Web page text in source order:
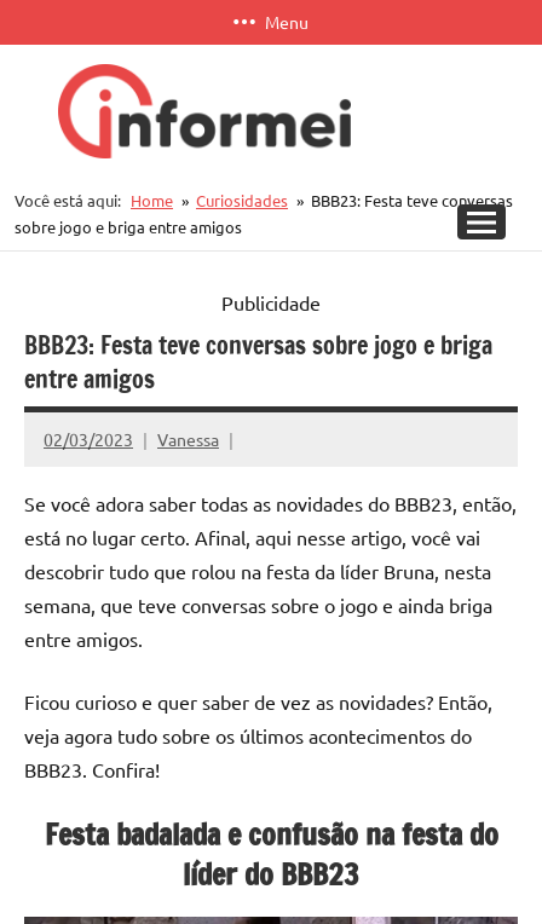
para
conteúdo
Menu
APP
Você está aqui: Home Curiosidades
BBB23: Festa teve conversas
sobre jogo e briga entre amigos
Publicidade
BBB23: Festa teve conversas sobre jogo e briga
entre amigos
02/03/2023 Vanessa
Se você adora saber todas as novidades do BBB23, então,
está no lugar certo. Afinal, aqui nesse artigo, você vai
descobrir tudo que rolou na festa da líder Bruna, nesta
semana, que teve conversas sobre o jogo e ainda briga
entre amigos.
Ficou curioso e quer saber de vez as novidades? Então,
veja agora tudo sobre os últimos acontecimentos do
BBB23. Confira!
Festa badalada e confusão na festa do
líder do BBB23